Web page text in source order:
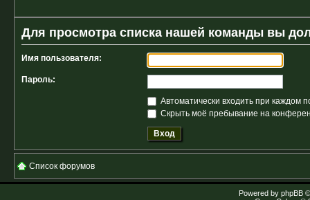
Для просмотра списка нашей команды вы
Имя пользователя:
Пароль:
Автоматически входить при каждом
Скрыть моё пребывание на
Список форумов
Powered by phpBB